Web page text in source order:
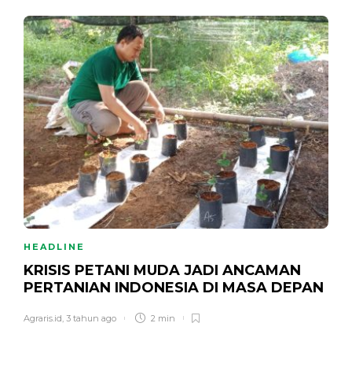
HEADLINE
KRISIS PETANI MUDA JADI ANCAMAN
PERTANIAN INDONESIA DI MASA DEPAN
Agraris.id, 3 tahun ago 2 min